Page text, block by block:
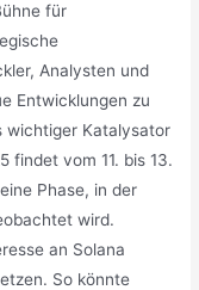
für
Analysten und
Entwicklungen zu
wichtiger Katalysator
findet vom 11. bis 13.
Phase, in der
wird.
an Solana
So könnte